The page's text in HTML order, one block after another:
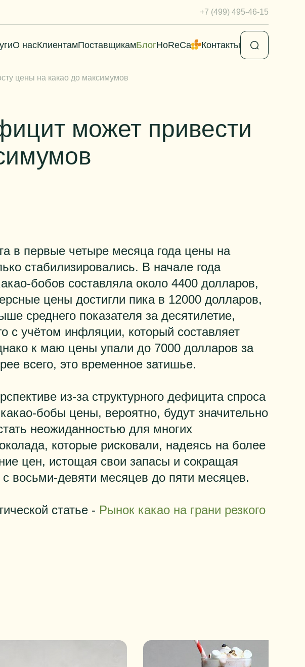
+7 (499) 495-46-15
О насКлиентамПоставщикамБлогHoReCa Контакты
цены на какао до максимумов
может привести
в первые четыре месяца года цены на
стабилизировались. В начале года
бобов составляла около 4400 долларов,
цены достигли пика в 12000 долларов,
среднего показателя за десятилетие,
с учётом инфляции, который составляет
к маю цены упали до 7000 долларов за
всего, это временное затишье.
из-за структурного дефицита спроса
бобы цены, вероятно, будут значительно
неожиданностью для многих
которые рисковали, надеясь на более
цен, истощая свои запасы и сокращая
восьми-девяти месяцев до пяти месяцев.
статье - Рынок какао на грани резкого